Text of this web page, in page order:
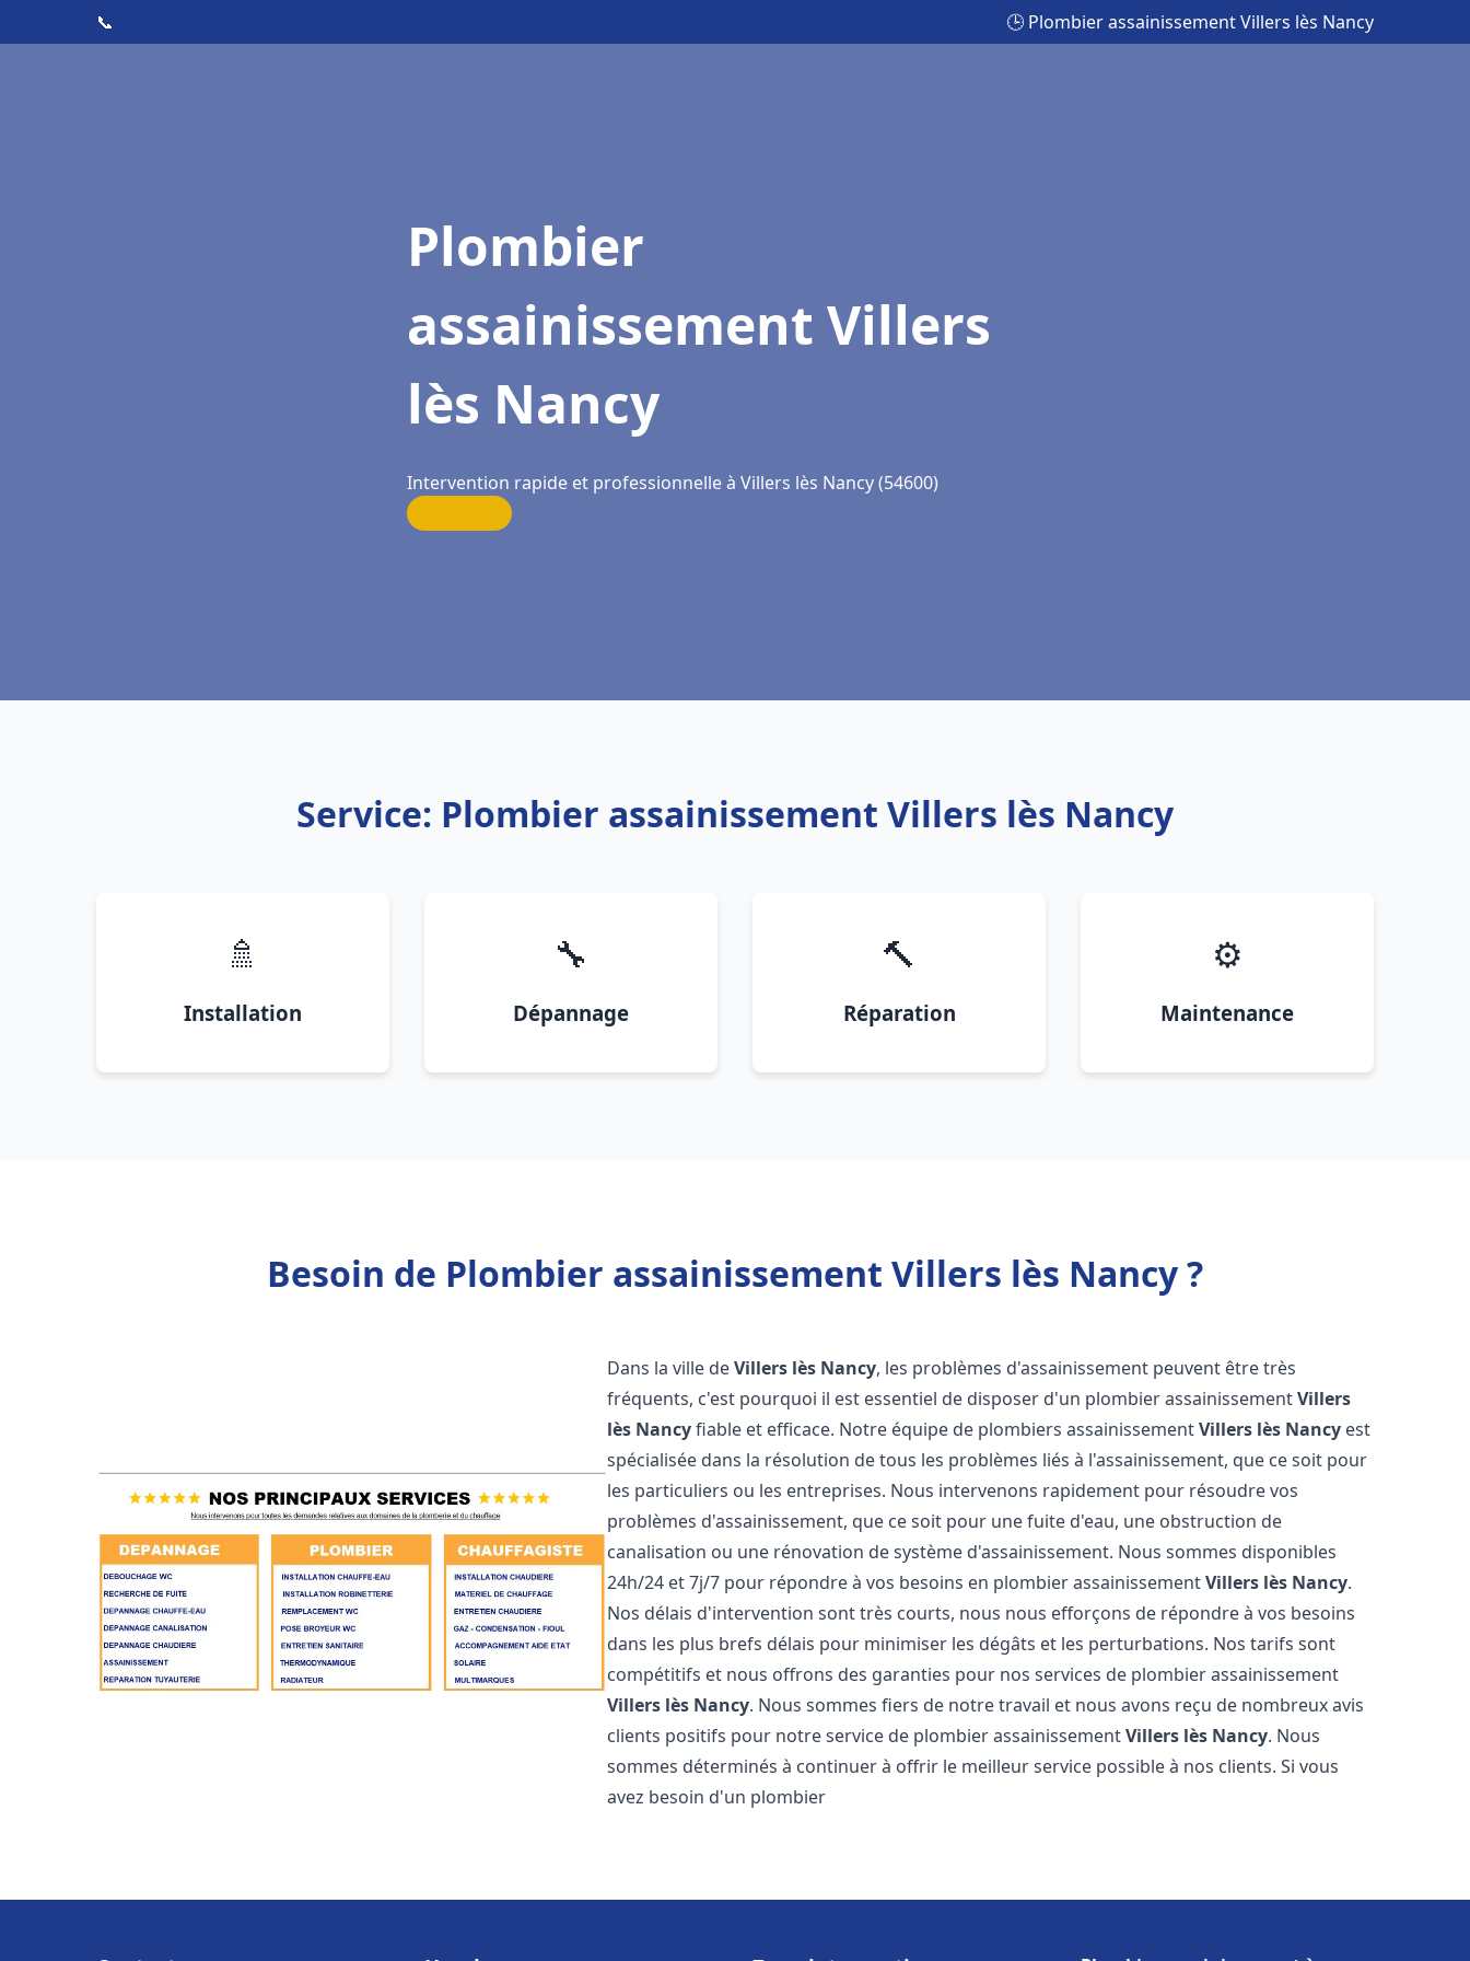
📞 🕒 Plombier assainissement Villers lès Nancy
Plombier
assainissement Villers
lès Nancy
Intervention rapide et professionnelle à Villers lès Nancy (54600)
Service: Plombier assainissement Villers lès Nancy
🚿
Installation
🔧
Dépannage
🔨
Réparation
⚙️
Maintenance
Besoin de Plombier assainissement Villers lès Nancy ?
Dans la ville deVillers lès Nancy, les problèmes d'assainissement peuvent être très
fréquents, c'est pourquoi il est essentiel de disposer d'un plombier assainissementVillers
lès Nancyfiable et efficace. Notre équipe de plombiers assainissementVillers lès Nancy est
spécialisée dans la résolution de tous les problèmes liés à l'assainissement, que ce soit pour
les particuliers ou les entreprises. Nous intervenons rapidement pour résoudre vos
problèmes d'assainissement, que ce soit pour une fuite d'eau, une obstruction de
canalisation ou une rénovation de système d'assainissement. Nous sommes disponibles
24h/24 et 7j/7 pour répondre à vos besoins en plombier assainissementVillers lès Nancy.
Nos délais d'intervention sont très courts, nous nous efforçons de répondre à vos besoins
dans les plus brefs délais pour minimiser les dégâts et les perturbations. Nos tarifs sont
compétitifs et nous offrons des garanties pour nos services de plombier assainissement
Villers lès Nancy. Nous sommes fiers de notre travail et nous avons reçu de nombreux avis
clients positifs pour notre service de plombier assainissementVillers lès Nancy. Nous
sommes déterminés à continuer à offrir le meilleur service possible à nos clients. Si vous
avez besoin d'un plombier